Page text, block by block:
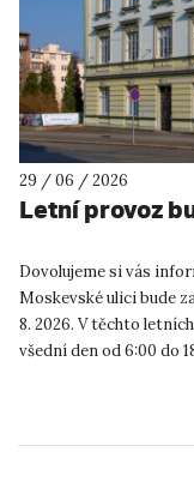
29 / 06 / 2026
Letní provoz
Dovolujeme si vás
Moskevské ulici bude
8. 2026. V těchto
všední den od 6:00 do